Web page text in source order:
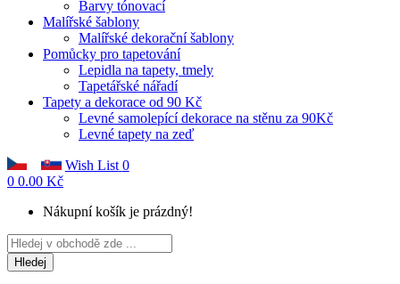
Barvy tónovací
Malířské šablony
Malířské dekorační šablony
Pomůcky pro tapetování
Lepidla na tapety, tmely
Tapetářské nářadí
Tapety a dekorace od 90 Kč
Levné samolepící dekorace na stěnu za 90Kč
Levné tapety na zeď
Wish List 0
0 0.00 Kč
Nákupní košík je prázdný!
Hledej